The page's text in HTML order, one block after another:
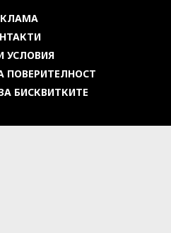
УСЛОВИЯ
ПОВЕРИТЕЛНОСТ
БИСКВИТКИТЕ